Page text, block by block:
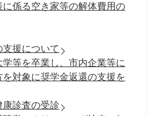
に係る空き家等の解体費用の
援について
学等を卒業し、市内企業等に
対象に奨学金返還の支援を
康診査の受診